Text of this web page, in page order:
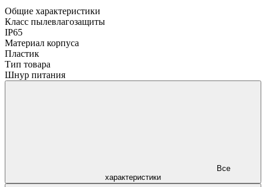
Общие характеристики
Класс пылевлагозащиты
IP65
Материал корпуса
Пластик
Тип товара
Шнур питания
характеристики